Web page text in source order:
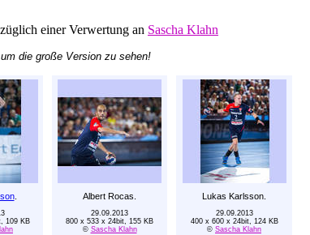
einer Verwertung an Sascha Klahn
die große Version zu sehen!
. Albert Rocas. Lukas Karlsson.
109 KB
29.09.2013
800 x 533 x 24bit, 155 KB
© Sascha Klahn
29.09.2013
400 x 600 x 24bit, 124 KB
© Sascha Klahn